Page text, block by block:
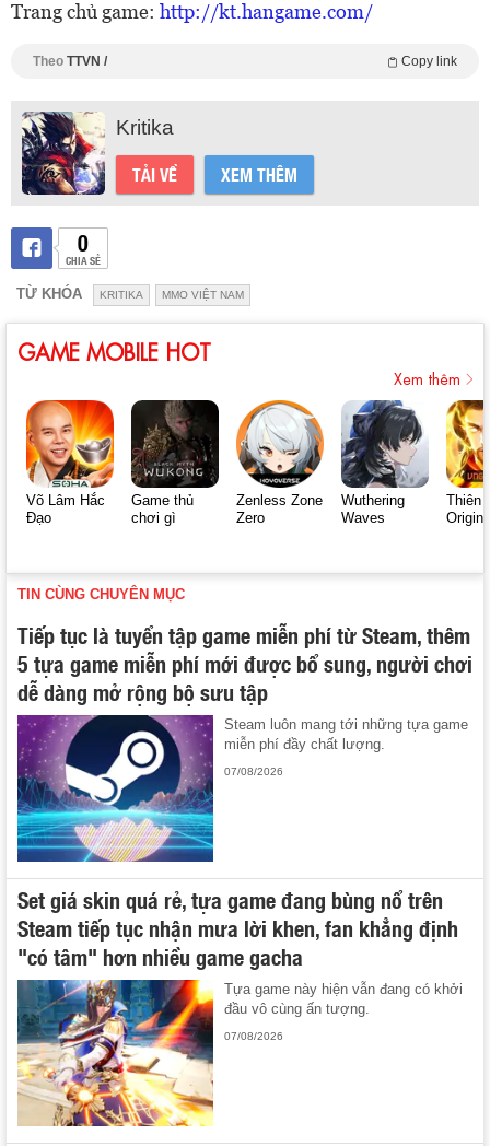
Trang chủ game: http://kt.hangame.com/
Theo TTVN / Copy link
Kritika
TẢI VỀ XEM THÊM
0
CHIA SẺ
TỪ KHÓA KRITIKA MMO VIỆT NAM
GAME MOBILE HOT
Xem thêm
Võ Lâm Hắc
Đạo
Game thủ
chơi gì
Zenless Zone
Zero
Wuthering
Waves
Thiên
Origin
TIN CÙNG CHUYÊN MỤC
Tiếp tục là tuyển tập game miễn phí từ Steam, thêm
5 tựa game miễn phí mới được bổ sung, người chơi
dễ dàng mở rộng bộ sưu tập
Steam luôn mang tới những tựa game
miễn phí đầy chất lượng.
07/08/2026
Set giá skin quá rẻ, tựa game đang bùng nổ trên
Steam tiếp tục nhận mưa lời khen, fan khẳng định
"có tâm" hơn nhiều game gacha
Tựa game này hiện vẫn đang có khởi
đầu vô cùng ấn tượng.
07/08/2026